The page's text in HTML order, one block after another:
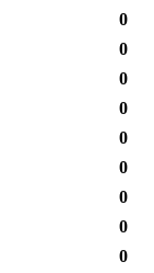
0
0
0
0
0
0
0
0
0